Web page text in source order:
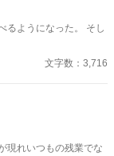
るようになった。 そし
文字数：3,716
現れいつもの残業でな